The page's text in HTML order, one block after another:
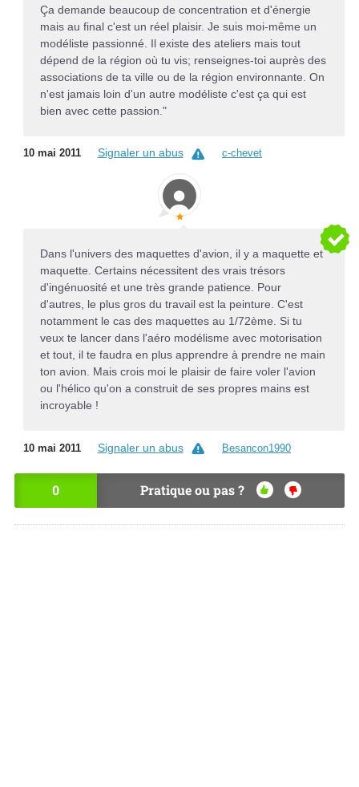
Ça demande beaucoup de concentration et d'énergie
mais au final c'est un réel plaisir. Je suis moi-même un
modéliste passionné. Il existe des ateliers mais tout
dépend de la région où tu vis; renseignes-toi auprès des
associations de ta ville ou de la région environnante. On
n'est jamais loin d'un autre modéliste c'est ça qui est
bien avec cette passion."
10 mai 2011 Signaler un abus c-chevet
Dans l'univers des maquettes d'avion, il y a maquette et
maquette. Certains nécessitent des vrais trésors
d'ingénuosité et une très grande patience. Pour
d'autres, le plus gros du travail est la peinture. C'est
notamment le cas des maquettes au 1/72ème. Si tu
veux te lancer dans l'aéro modélisme avec motorisation
et tout, il te faudra en plus apprendre à prendre ne main
ton avion. Mais crois moi le plaisir de faire voler l'avion
ou l'hélico qu'on a construit de ses propres mains est
incroyable !
10 mai 2011 Signaler un abus Besancon1990
0 Pratique ou pas ?
OU
I
NO